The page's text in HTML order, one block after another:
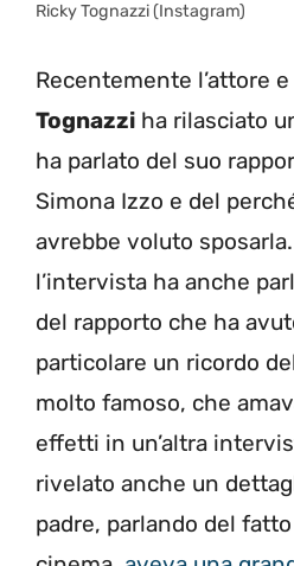
Ricky Tognazzi (Instagram)
Recentemente l’attore
Tognazzi ha rilasciato
ha parlato del suo
Simona Izzo e del
avrebbe voluto
l’intervista ha anche
del rapporto che ha
particolare un ricordo
molto famoso, che
effetti in un’altra
rivelato anche un
padre, parlando del